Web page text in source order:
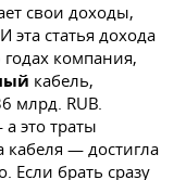
свои доходы,
эта статья дохода
компания,
кабель,
млрд. RUB.
это траты
кабеля — достигла
Если брать сразу